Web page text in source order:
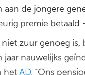
aan de jongere
premie
zuur genoeg
jaar nauwelijks
het AD. “Ons